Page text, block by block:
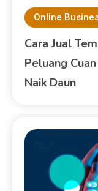
Online
Cara Jual
Peluang
Naik Daun